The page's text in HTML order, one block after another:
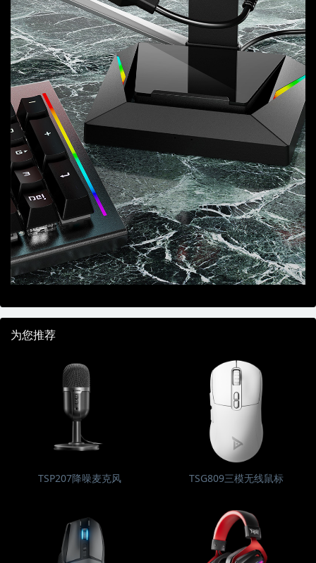
为您推荐
TSP207降噪麦克风 TSG809三模无线鼠标